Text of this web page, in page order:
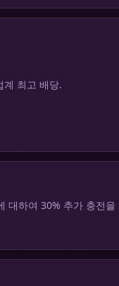
계 최고 배당.
대하여 30% 추가 충전을